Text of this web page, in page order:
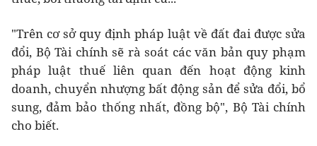
"Trên cơ sở quy định pháp luật về đất đai được sửa
đổi, Bộ Tài chính sẽ rà soát các văn bản quy phạm
pháp luật thuế liên quan đến hoạt động kinh
doanh, chuyển nhượng bất động sản để sửa đổi, bổ
sung, đảm bảo thống nhất, đồng bộ", Bộ Tài chính
cho biết.